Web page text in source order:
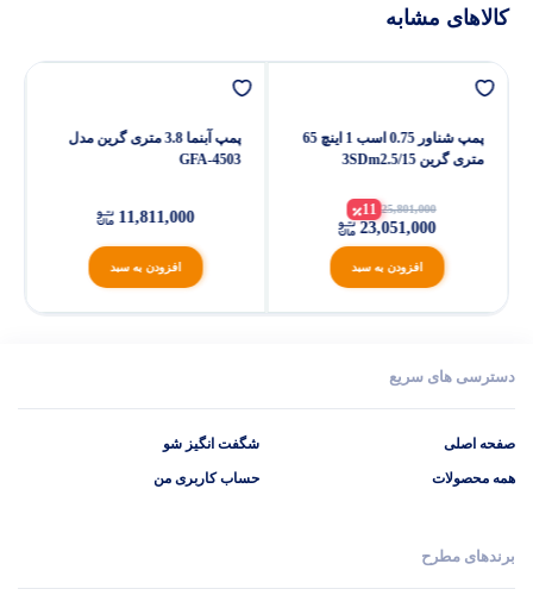
کالاهای مشابه
پمپ شناور 0.75 اسب 1 اینچ 65
متری گرین 3SDm2.5/15
افزودن به سبد
25,801,000
11
23,051,000
پمپ آبنما 3.8 متری گرین مدل
GFA-4503
افزودن به سبد
11,811,000
دسترسی های سریع
صفحه اصلی
همه محصولات
شگفت انگیز شو
حساب کاربری من
برندهای مطرح